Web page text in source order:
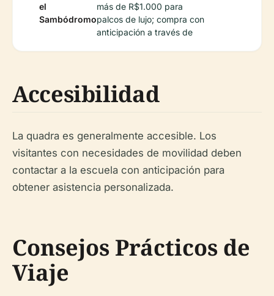
el
Sambódromo
más de R$1.000 para
palcos de lujo; compra con
anticipación a través de
Accesibilidad
La quadra es generalmente accesible. Los
visitantes con necesidades de movilidad deben
contactar a la escuela con anticipación para
obtener asistencia personalizada.
Consejos Prácticos de
Viaje